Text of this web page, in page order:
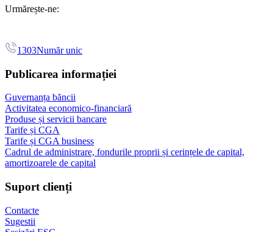
Urmărește-ne:
1303Număr unic
Publicarea informației
Guvernanța băncii
Activitatea economico-financiară
Produse și servicii bancare
Tarife și CGA
Tarife și CGA business
Cadrul de administrare, fondurile proprii și cerințele de capital,
amortizoarele de capital
Suport clienți
Contacte
Sugestii